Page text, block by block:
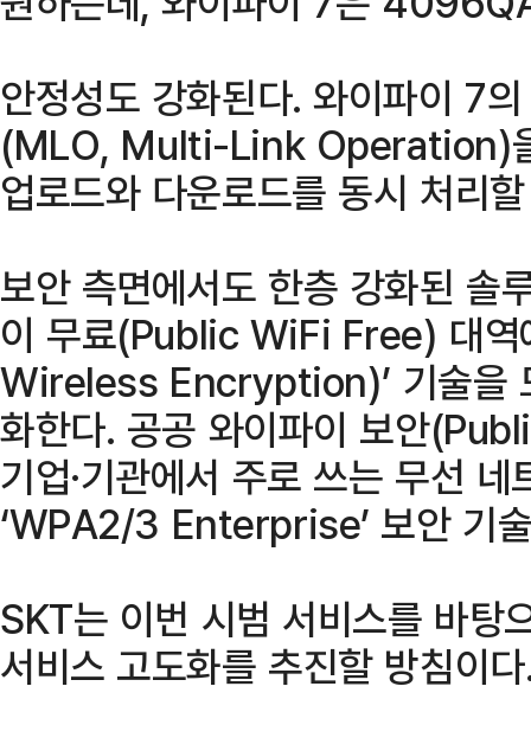
안정성도 강화된다. 와이파이 7
(MLO, Multi-Link Operation)
업로드와 다운로드를 동시 처리
보안 측면에서도 한층 강화된 솔
이 무료(Public WiFi Free) 대역
Wireless Encryption)’ 기술을
화한다. 공공 와이파이 보안
기업·기관에서 주로 쓰는 무선
‘WPA2/3 Enterprise’ 보안 기
SKT는 이번 시범 서비스를 바탕
서비스 고도화를 추진할 방침이